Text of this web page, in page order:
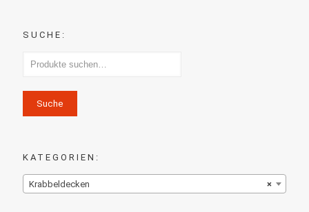
SUCHE:
Suche
KATEGORIEN:
×
Krabbeldecken